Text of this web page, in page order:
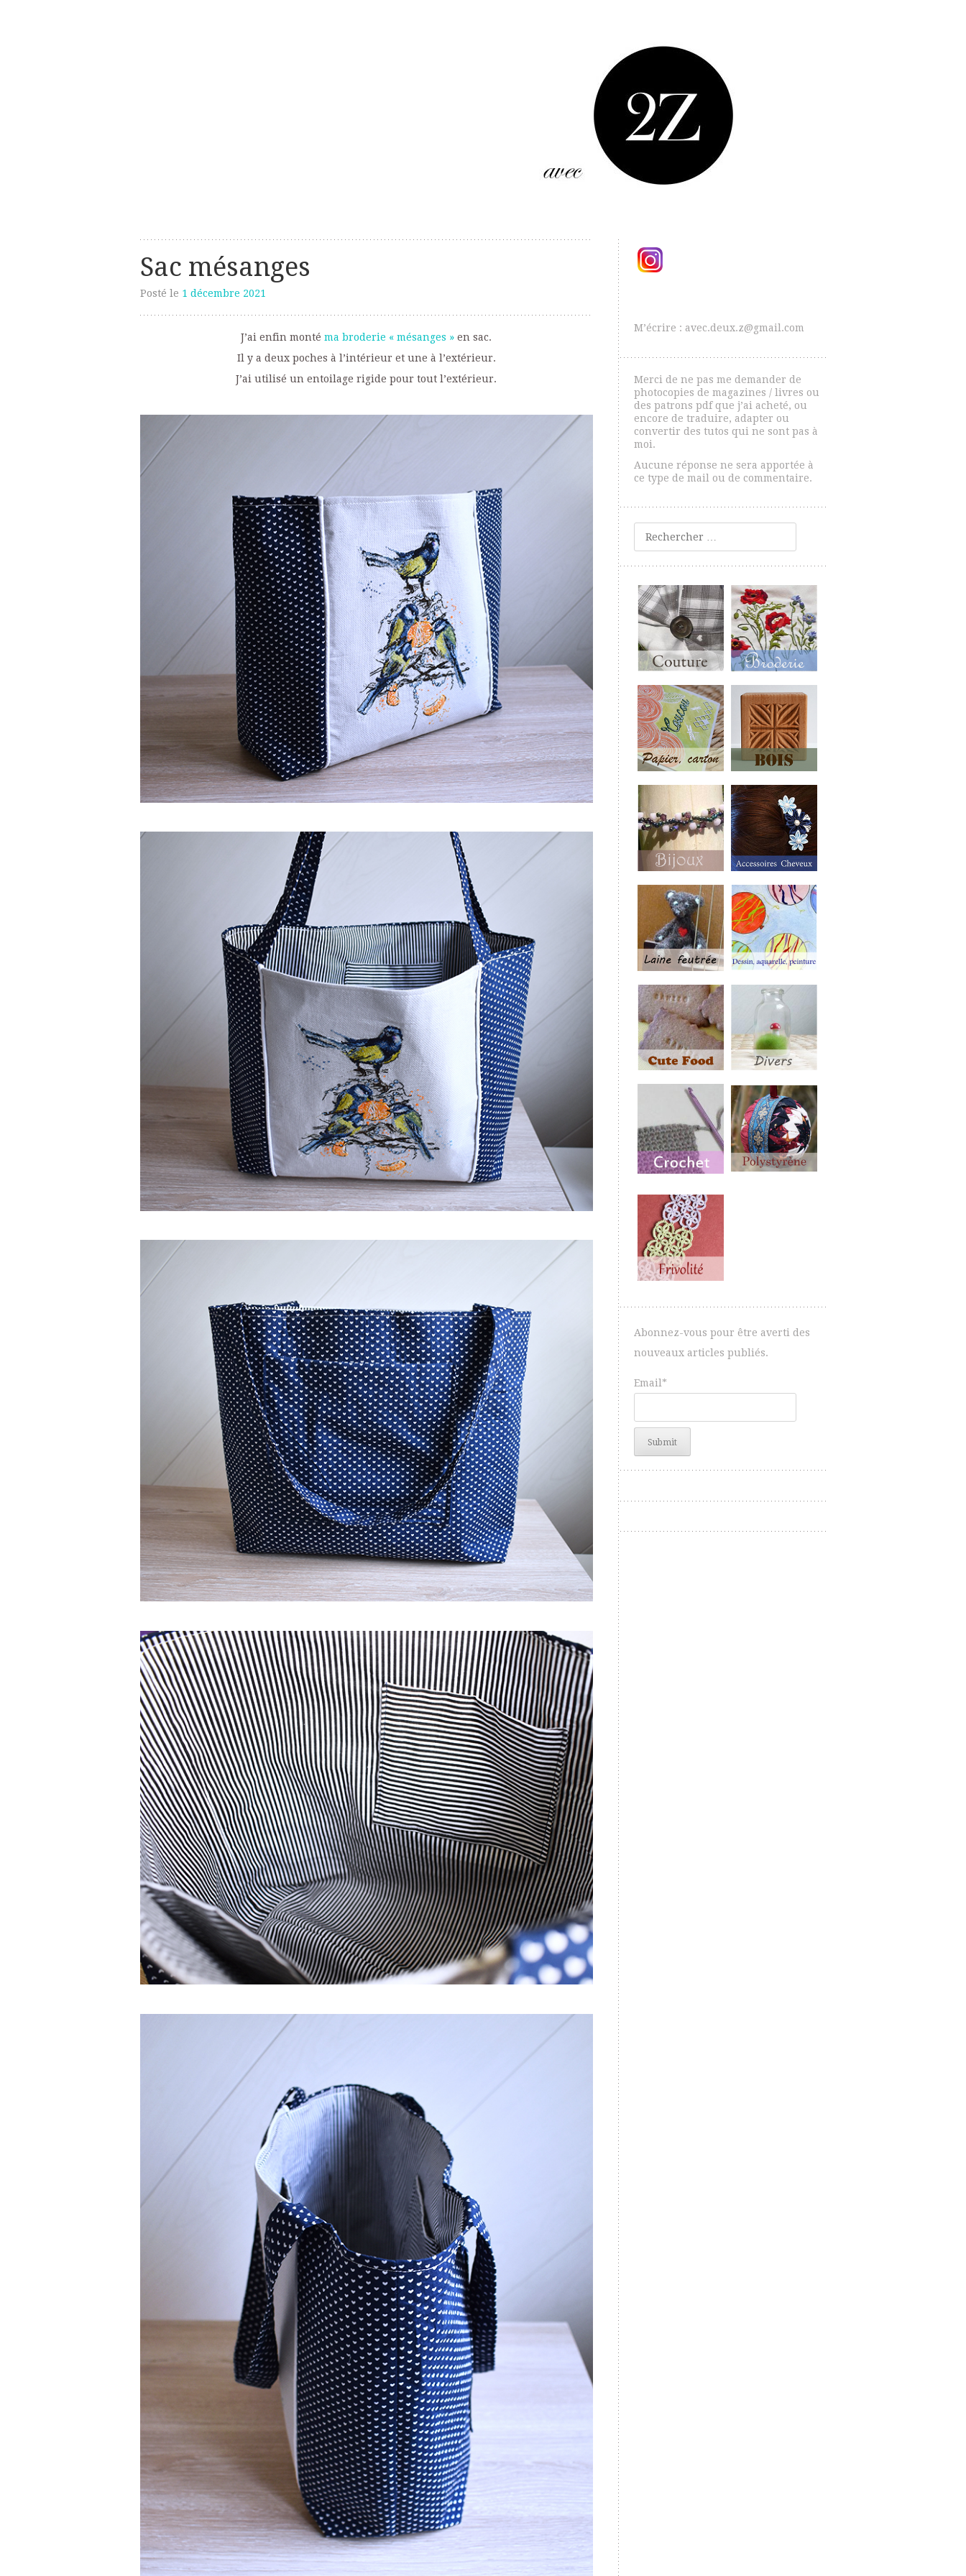
avec deux z
Sac mésanges
Posté le 1 décembre 2021
J’ai enfin montéma broderie « mésanges » en sac.
Il y a deux poches à l’intérieur et une à l’extérieur.
J’ai utilisé un entoilage rigide pour tout l’extérieur.
M’écrire : avec.deux.z@gmail.com
Merci de ne pas me demander de
photocopies de magazines / livres ou
des patrons pdf que j’ai acheté, ou
encore de traduire, adapter ou
convertir des tutos qui ne sont pas à
moi.
Aucune réponse ne sera apportée à
ce type de mail ou de commentaire.
Rechercher
Abonnez-vous pour être averti des
nouveaux articles publiés.
Email*